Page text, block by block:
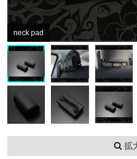
neck pad
拡